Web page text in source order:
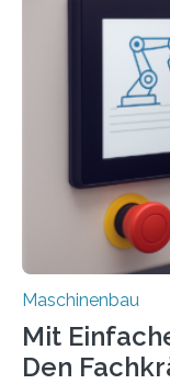
Maschinenbau
Mit
Den